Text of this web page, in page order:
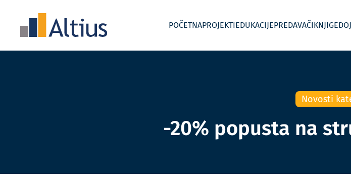
POČETNAPROJEKTIEDUKACIJEPREDAVAČIKNJIGE
Novosti
-20% popusta na